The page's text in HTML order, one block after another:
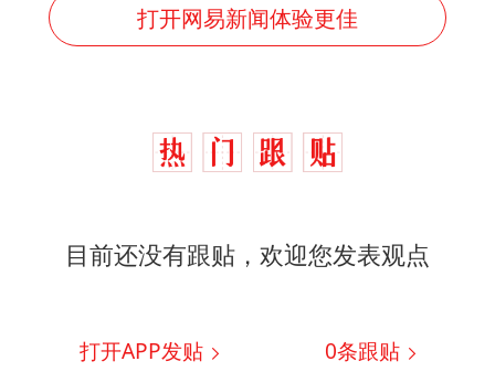
打开网易新闻体验更佳
目前还没有跟贴，欢迎您发表观点
打开APP发贴 0条跟贴